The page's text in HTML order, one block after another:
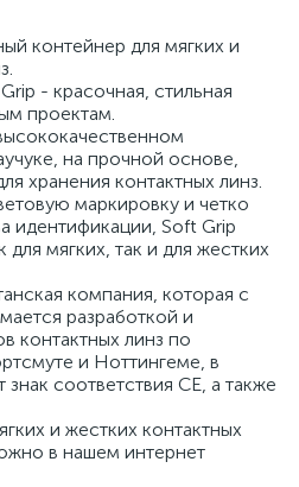
контейнер для мягких и
- красочная, стильная
проектам.
на прочной основе,
хранения контактных линз.
маркировку и четко
идентификации, Soft Grip
мягких, так и для жестких
компания, которая с
разработкой и
контактных линз по
и Ноттингеме, в
соответствия CE, а также
и жестких контактных
в нашем интернет